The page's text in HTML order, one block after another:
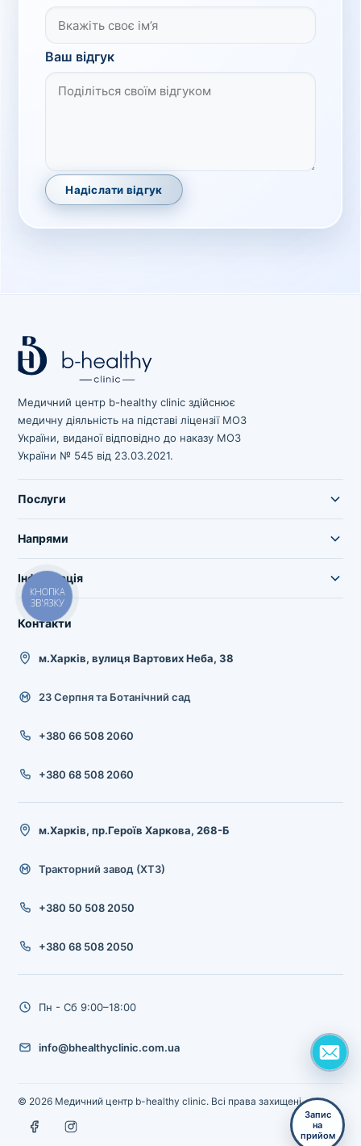
Ваш відгук
Надіслати відгук
Медичний центр b-healthy clinic здійснює
медичну діяльність на підставі ліцензії МОЗ
України, виданої відповідно до наказу МОЗ
України № 545 від 23.03.2021.
Послуги
Напрями
Інформація
Контакти
м.Харків, вулиця Вартових Неба, 38
23 Серпня та Ботанічний сад
+380 66 508 2060
+380 68 508 2060
м.Харків, пр.Героїв Харкова, 268-Б
Тракторний завод (ХТЗ)
+380 50 508 2050
+380 68 508 2050
Пн - Сб 9:00–18:00
info@bhealthyclinic.com.ua
© 2026 Медичний центр b-healthy clinic. Всі права захищені.
Запис
на
прийом
КНОПКА
ЗВ'ЯЗКУ